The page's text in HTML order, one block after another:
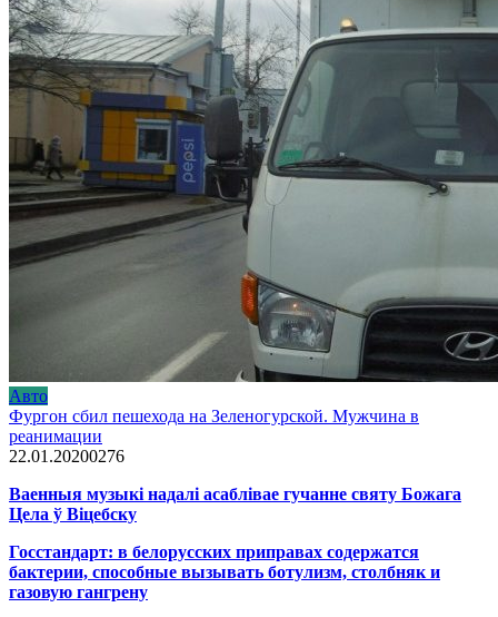
Авто
Фургон сбил пешехода на Зеленогурской. Мужчина в
реанимации
22.01.20200276
Ваенныя музыкі надалі асаблівае гучанне святу Божага
Цела ў Віцебску
Госстандарт: в белорусских приправах содержатся
бактерии, способные вызывать ботулизм, столбняк и
газовую гангрену